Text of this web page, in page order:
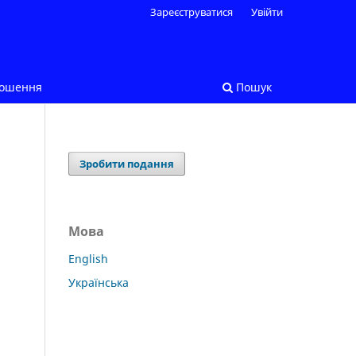
Пошук
Зареєструватися Увійти
Зробити подання
Мова
English
Українська